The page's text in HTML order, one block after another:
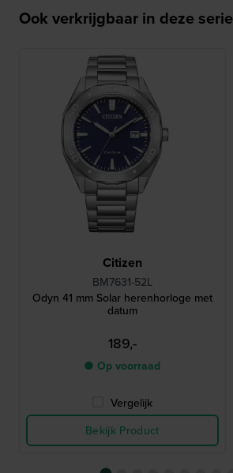
Ook verkrijgbaar in deze serie
Citizen
BM7631-52L
Odyn 41 mm Solar herenhorloge met
datum
189,-
● Op voorraad
Vergelijk
Bekijk Product